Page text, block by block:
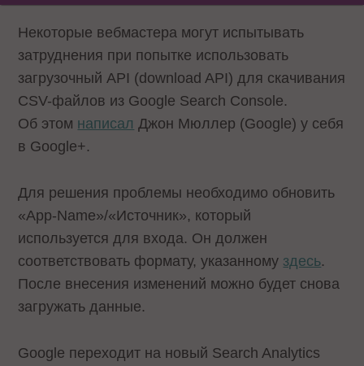
Некоторые вебмастера могут испытывать
затруднения при попытке использовать
загрузочный API (download API) для скачивания
CSV-файлов из Google Search Console.
Об этом написал Джон Мюллер (Google) у себя
в Google+.
Для решения проблемы необходимо обновить
«App-Name»/«Источник», который
используется для входа. Он должен
соответствовать формату, указанному здесь.
После внесения изменений можно будет снова
загружать данные.
Google переходит на новый Search Analytics